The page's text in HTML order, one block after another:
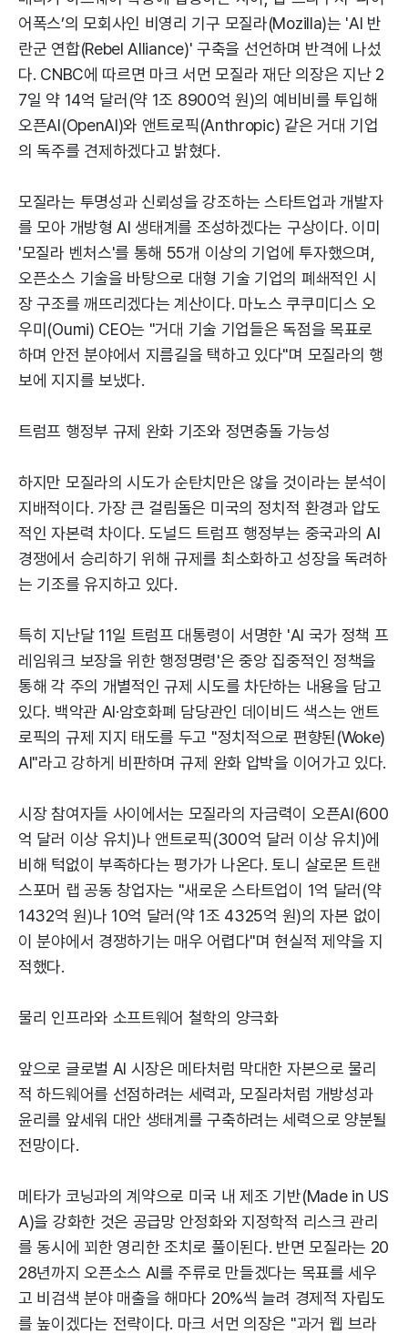
어폭스’의 모회사인 비영리 기구 모질라(Mozilla)는 'AI 반
란군 연합(Rebel Alliance)' 구축을 선언하며 반격에 나섰
다. CNBC에 따르면 마크 서먼 모질라 재단 의장은 지난 2
7일 약 14억 달러(약 1조 8900억 원)의 예비비를 투입해
오픈AI(OpenAI)와 앤트로픽(Anthropic) 같은 거대 기업
의 독주를 견제하겠다고 밝혔다.
모질라는 투명성과 신뢰성을 강조하는 스타트업과 개발자
를 모아 개방형 AI 생태계를 조성하겠다는 구상이다. 이미
'모질라 벤처스'를 통해 55개 이상의 기업에 투자했으며,
오픈소스 기술을 바탕으로 대형 기술 기업의 폐쇄적인 시
장 구조를 깨뜨리겠다는 계산이다. 마노스 쿠쿠미디스 오
우미(Oumi) CEO는 "거대 기술 기업들은 독점을 목표로
하며 안전 분야에서 지름길을 택하고 있다"며 모질라의 행
보에 지지를 보냈다.
트럼프 행정부 규제 완화 기조와 정면충돌 가능성
하지만 모질라의 시도가 순탄치만은 않을 것이라는 분석이
지배적이다. 가장 큰 걸림돌은 미국의 정치적 환경과 압도
적인 자본력 차이다. 도널드 트럼프 행정부는 중국과의 AI
경쟁에서 승리하기 위해 규제를 최소화하고 성장을 독려하
는 기조를 유지하고 있다.
특히 지난달 11일 트럼프 대통령이 서명한 'AI 국가 정책 프
레임워크 보장을 위한 행정명령'은 중앙 집중적인 정책을
통해 각 주의 개별적인 규제 시도를 차단하는 내용을 담고
있다. 백악관 AI·암호화폐 담당관인 데이비드 색스는 앤트
로픽의 규제 지지 태도를 두고 "정치적으로 편향된(Woke)
AI"라고 강하게 비판하며 규제 완화 압박을 이어가고 있다.
시장 참여자들 사이에서는 모질라의 자금력이 오픈AI(600
억 달러 이상 유치)나 앤트로픽(300억 달러 이상 유치)에
비해 턱없이 부족하다는 평가가 나온다. 토니 살로몬 트랜
스포머 랩 공동 창업자는 "새로운 스타트업이 1억 달러(약
1432억 원)나 10억 달러(약 1조 4325억 원)의 자본 없이
이 분야에서 경쟁하기는 매우 어렵다"며 현실적 제약을 지
적했다.
물리 인프라와 소프트웨어 철학의 양극화
앞으로 글로벌 AI 시장은 메타처럼 막대한 자본으로 물리
적 하드웨어를 선점하려는 세력과, 모질라처럼 개방성과
윤리를 앞세워 대안 생태계를 구축하려는 세력으로 양분될
전망이다.
메타가 코닝과의 계약으로 미국 내 제조 기반(Made in US
A)을 강화한 것은 공급망 안정화와 지정학적 리스크 관리
를 동시에 꾀한 영리한 조치로 풀이된다. 반면 모질라는 20
28년까지 오픈소스 AI를 주류로 만들겠다는 목표를 세우
고 비검색 분야 매출을 해마다 20%씩 늘려 경제적 자립도
를 높이겠다는 전략이다. 마크 서먼 의장은 "과거 웹 브라